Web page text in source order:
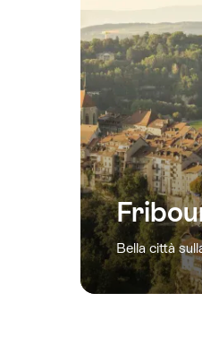
Bella città